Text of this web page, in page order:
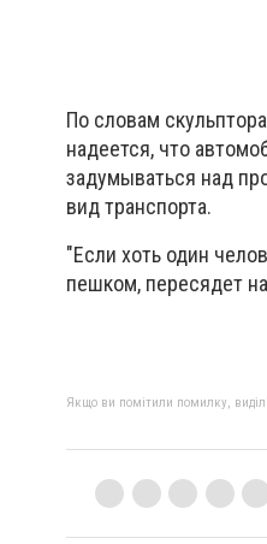
По словам
надеется, что
задумываться над
вид транспорта.
"Если хоть один
пешком, пересядет
Якщо ви помітили помилку,